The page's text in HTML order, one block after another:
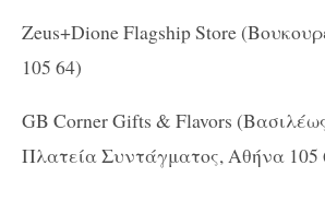
Zeus+Dione Flagship Store
105 64)
GB Corner Gifts & Flavors
Πλατεία Συντάγματος, Αθήνα 105